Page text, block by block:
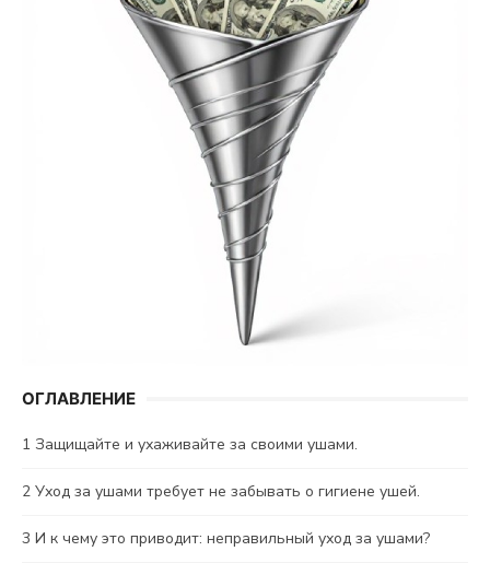
ОГЛАВЛЕНИЕ
1 Защищайте и ухаживайте за своими ушами.
2 Уход за ушами требует не забывать о гигиене ушей.
3 И к чему это приводит: неправильный уход за ушами?